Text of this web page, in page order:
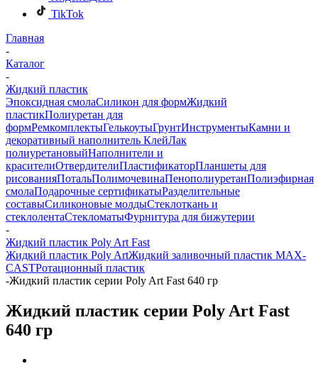
TikTok
Главная
-
Каталог
-
Жидкий пластик
Эпоксидная смолаСиликон для формЖидкий
пластикПолиуретан для
формРемкомплектыГелькоутыГрунтИнструментыКамни и
декоративный наполнитель КлейЛак
полиуретановыйНаполнители и
красителиОтвердителиПластификаторПланшеты для
рисованияПотальПолимочевинаПенополиуретанПолиэфирная
смолаПодарочные сертификатыРазделительные
составыСиликоновые молдыСтеклоткань и
стеклолентаСтекломатыФурнитура для бижутерии
-
Жидкий пластик Poly Art Fast
Жидкий пластик Poly ArtЖидкий заливочный пластик MAX-
CASTРотационный пластик
-Жидкий пластик серии Poly Art Fast 640 гр
Жидкий пластик серии Poly Art Fast
640 гр